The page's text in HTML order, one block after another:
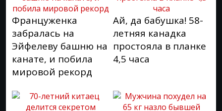
Француженка
забралась на
Эйфелеву башню на
канате, и побила
мировой рекорд
Ай, да бабушка! 58-
летняя канадка
простояла в планке
4,5 часа